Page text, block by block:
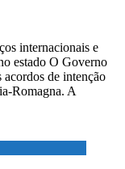
internacionais e
estado O Governo
acordos de intenção
Romagna. A